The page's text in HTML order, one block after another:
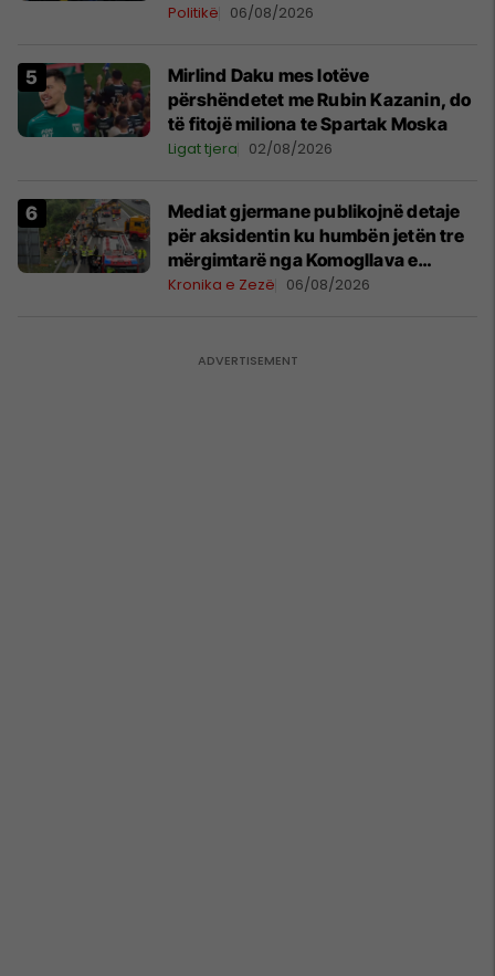
rëndë kushtetuese
Politikë 06/08/2026
Mirlind Daku mes lotëve
përshëndetet me Rubin Kazanin, do
të fitojë miliona te Spartak Moska
Ligat tjera 02/08/2026
Mediat gjermane publikojnë detaje
për aksidentin ku humbën jetën tre
mërgimtarë nga Komogllava e
Ferizajt
Kronika e Zezë 06/08/2026